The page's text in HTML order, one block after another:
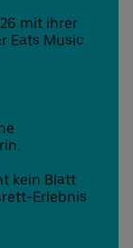
mit ihrer
Eats Music
kein Blatt
Erlebnis